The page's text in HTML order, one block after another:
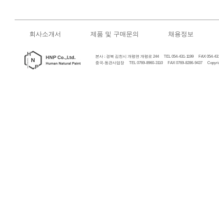
회사소개서 제품 및 구매문의 채용정보
본사 : 경북 김천시 개령면 개령로 244 TEL 054-431-1199 FAX 054-
중국-동관사업장 TEL 0769-8960-3110 FAX 0769-8286-9437